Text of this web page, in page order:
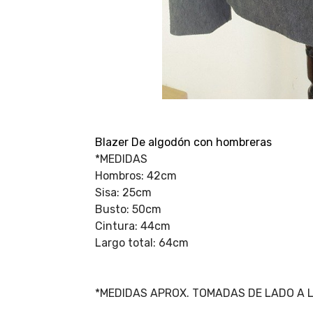
Blazer De algodón con hombreras
*MEDIDAS
Hombros: 42cm
Sisa: 25cm
Busto: 50cm
Cintura: 44cm
Largo total: 64cm
*MEDIDAS APROX. TOMADAS DE LADO A